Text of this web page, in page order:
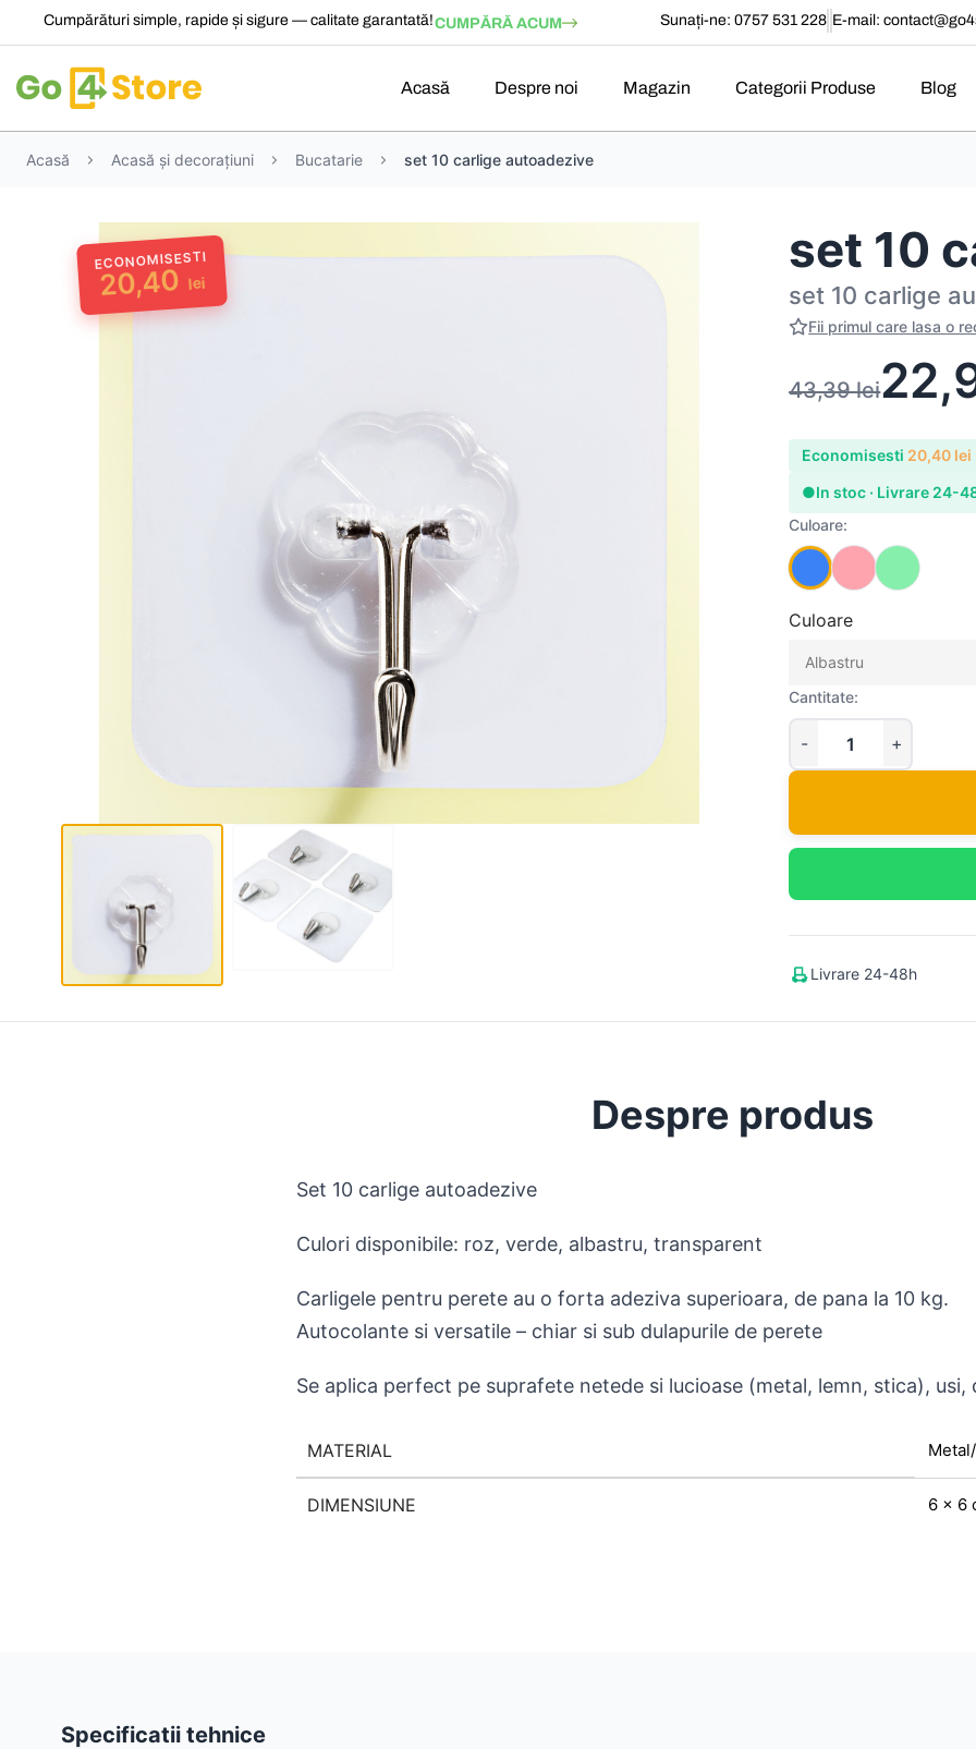
Cumpărături simple, rapide și sigure — calitate garantată!CUMPĂRĂ ACUM Sunați-ne: 0757 531 228 E-mail:
Acasă Despre noi Magazin Categorii Produse Blog
Acasă Acasă și decorațiuni Bucatarie set 10 carlige autoadezive
ECONOMISESTI
20,40 lei
set 10
set 10 carlige
Fii primul care lasa o
43,39lei
Economisesti 20,40 lei
●In stoc · Livrare 24-
Culoare:
Culoare
Cantitate:
Livrare 24-48h
Despre produs
Set 10 carlige autoadezive
Culori disponibile: roz, verde, albastru, transparent
Carligele pentru perete au o forta adeziva superioara, de pana la 10 kg.
Autocolante si versatile – chiar si sub dulapurile de perete
Se aplica perfect pe suprafete netede si lucioase (metal, lemn, stica), usi,
MATERIAL
DIMENSIUNE 6 x 6
Specificatii tehnice